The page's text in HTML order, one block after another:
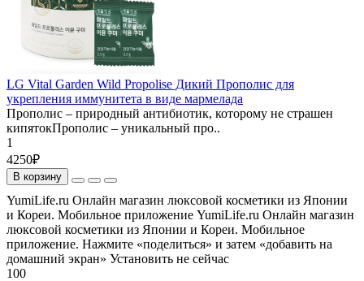
LG Vital Garden Wild Propolise Дикий Прополис для
укрепления иммунитета в виде мармелада
Прополис – природный антибиотик, которому не страшен
кипятокПрополис – уникальный про..
1
4250₽
В корзину
YumiLife.ru Онлайн магазин люксовой косметики из Японии
и Кореи. Мобильное приложение YumiLife.ru Онлайн магазин
люксовой косметики из Японии и Кореи. Мобильное
приложение. Нажмите «поделиться» и затем «добавить на
домашний экран» Установить не сейчас
100